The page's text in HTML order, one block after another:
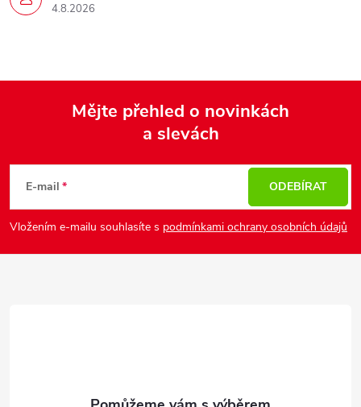
4.8.2026
Mějte přehled o novinkách
a slevách
E-mail
Vložením e-mailu souhlasíte s podmínkami ochrany osobních údajů
ODEBÍRAT